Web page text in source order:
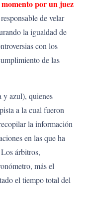
por un juez
de velar
la igualdad de
con los
de las
y azul), quienes
a la cual fueron
la información
en las que ha
árbitros,
más el
el tiempo total del